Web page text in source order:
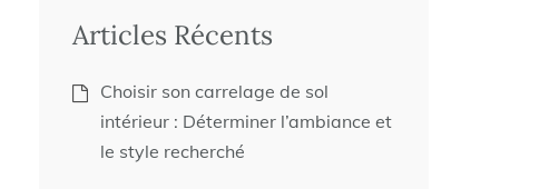
Articles Récents
Choisir son carrelage de sol
intérieur : Déterminer l’ambiance et
le style recherché